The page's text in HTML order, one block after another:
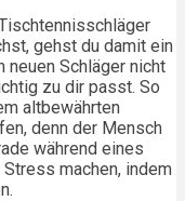
gehst du damit ein
neuen Schläger nicht
zu dir passt. So
altbewährten
denn der Mensch
während eines
machen, indem